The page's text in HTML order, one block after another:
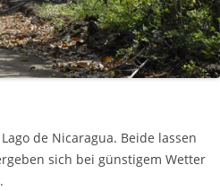
de Nicaragua. Beide lassen
sich bei günstigem Wetter